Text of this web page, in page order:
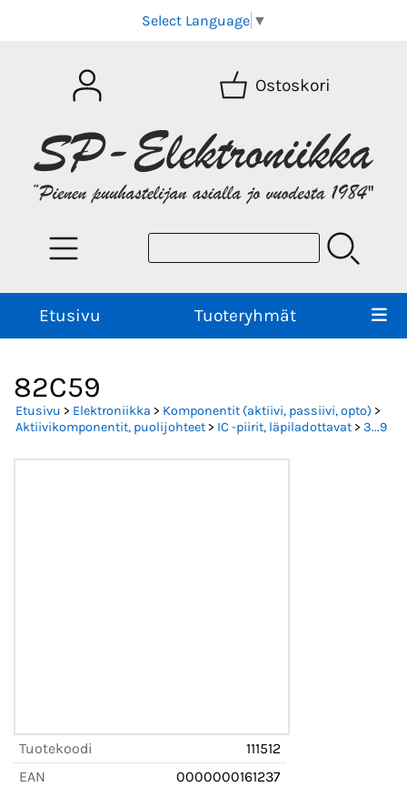
Select Language ▼
Ostoskori
Etusivu Tuoteryhmät
82C59
Etusivu > Elektroniikka > Komponentit (aktiivi, passiivi, opto) >
Aktiivikomponentit, puolijohteet> IC -piirit, läpiladottavat> 3...9
Tuotekoodi
111512
EAN
0000000161237